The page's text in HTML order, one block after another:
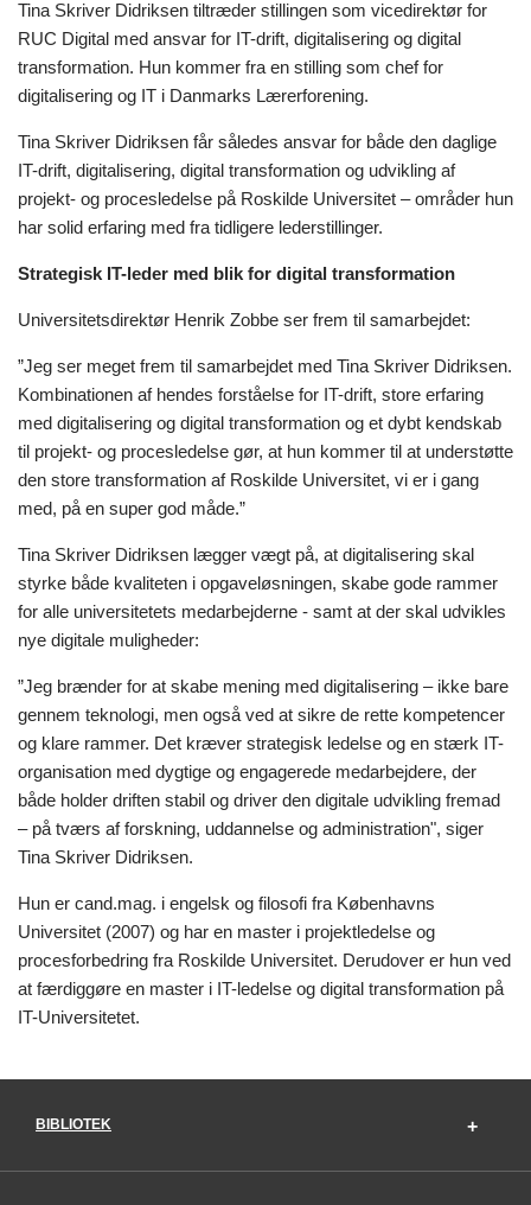
Tina Skriver Didriksen tiltræder stillingen som vicedirektør for
RUC Digital med ansvar for IT-drift, digitalisering og digital
transformation. Hun kommer fra en stilling som chef for
digitalisering og IT i Danmarks Lærerforening.
Tina Skriver Didriksen får således ansvar for både den daglige
IT-drift, digitalisering, digital transformation og udvikling af
projekt- og procesledelse på Roskilde Universitet – områder hun
har solid erfaring med fra tidligere lederstillinger.
Strategisk IT-leder med blik for digital transformation
Universitetsdirektør Henrik Zobbe ser frem til samarbejdet:
”Jeg ser meget frem til samarbejdet med Tina Skriver Didriksen.
Kombinationen af hendes forståelse for IT-drift, store erfaring
med digitalisering og digital transformation og et dybt kendskab
til projekt- og procesledelse gør, at hun kommer til at understøtte
den store transformation af Roskilde Universitet, vi er i gang
med, på en super god måde.”
Tina Skriver Didriksen lægger vægt på, at digitalisering skal
styrke både kvaliteten i opgaveløsningen, skabe gode rammer
for alle universitetets medarbejderne - samt at der skal udvikles
nye digitale muligheder:
”Jeg brænder for at skabe mening med digitalisering – ikke bare
gennem teknologi, men også ved at sikre de rette kompetencer
og klare rammer. Det kræver strategisk ledelse og en stærk IT-
organisation med dygtige og engagerede medarbejdere, der
både holder driften stabil og driver den digitale udvikling fremad
– på tværs af forskning, uddannelse og administration", siger
Tina Skriver Didriksen.
Hun er cand.mag. i engelsk og filosofi fra Københavns
Universitet (2007) og har en master i projektledelse og
procesforbedring fra Roskilde Universitet. Derudover er hun ved
at færdiggøre en master i IT-ledelse og digital transformation på
IT-Universitetet.
BIBLIOTEK